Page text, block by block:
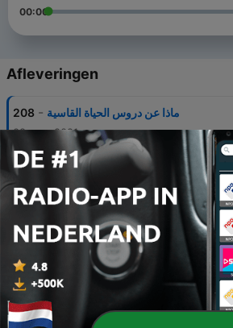
00:00
Afleveringen
208 - ماذا عن دروس الحياة القاسية
09 sep. 2021
207 - شجاعة البدء من جديد
رفاهية التفكير
31 jul. 2021
205 - الدهشة خبز الروح
20 jul. 2021
204 - أين يظهر وهجك؟